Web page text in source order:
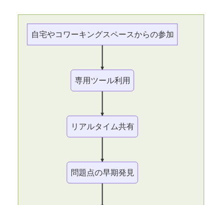
自宅やコワーキングスペースからの参加
専用ツール利用
リアルタイム共有
問題点の早期発見